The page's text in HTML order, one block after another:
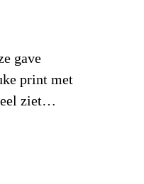
gave
print met
ziet…